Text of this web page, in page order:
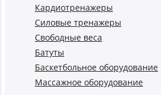
Кардиотренажеры
Силовые тренажеры
Свободные веса
Батуты
Баскетбольное оборудование
Массажное оборудование